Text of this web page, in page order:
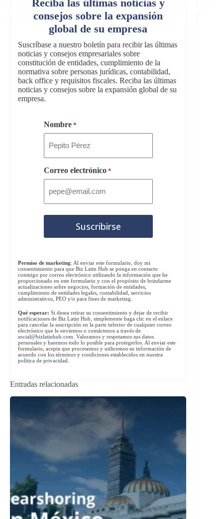
Reciba las últimas noticias y
consejos sobre la expansión
global de su empresa
Suscríbase a nuestro boletín para recibir las últimas
noticias y consejos empresariales sobre
constitución de entidades, cumplimiento de la
normativa sobre personas jurídicas, contabilidad,
back office y requisitos fiscales. Reciba las últimas
noticias y consejos sobre la expansión global de su
empresa.
Nombre *
Correo electrónico *
Permiso de marketing: Al enviar este formulario, doy mi
consentimiento para que Biz Latin Hub se ponga en contacto
conmigo por correo electrónico utilizando la información que he
proporcionado en este formulario y con el propósito de brindarme
actualizaciones sobre negocios, formación de entidades,
cumplimiento de entidades legales, contabilidad, servicios
administrativos, PEO y/o para fines de marketing.
Qué esperar: Si desea retirar su consentimiento y dejar de recibir
notificaciones de Biz Latin Hub, simplemente haga clic en el enlace
para cancelar la suscripción en la parte inferior de cualquier correo
electrónico que le enviemos o contáctenos a través de
social@bizlatinhub.com . Valoramos y respetamos sus datos
personales y haremos todo lo posible para protegerlos. Al enviar este
formulario, acepta que procesemos y utilicemos su información de
acuerdo con los términos y condiciones establecidos en nuestra
política de privacidad
Entradas relacionadas